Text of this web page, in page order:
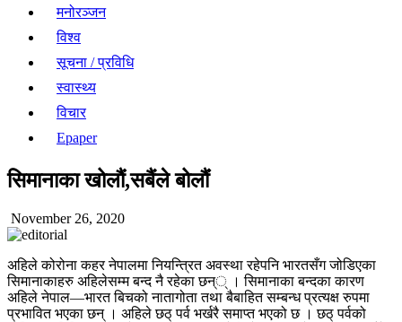
मनोरञ्जन
विश्व
सूचना / प्रविधि
स्वास्थ्य
विचार
Epaper
सिमानाका खोलौं,सबैंले बोलौंं
November 26, 2020
अहिले कोरोना कहर नेपालमा नियन्त्रित अवस्था रहेपनि भारतसँग जोडिएका
सिमानाकाहरु अहिलेसम्म बन्द नै रहेका छन्् । सिमानाका बन्दका कारण
अहिले नेपाल—भारत बिचको नातागोता तथा बैबाहित सम्बन्ध प्रत्यक्ष रुपमा
प्रभावित भएका छन् । अहिले छठ् पर्व भर्खरै समाप्त भएको छ । छठ् पर्वको